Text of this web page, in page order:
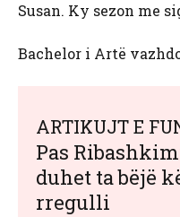
Susan. Ky sezon me
Bachelor i Artë
ARTIKUJT E
Pas
duhet ta bëjë
rregulli